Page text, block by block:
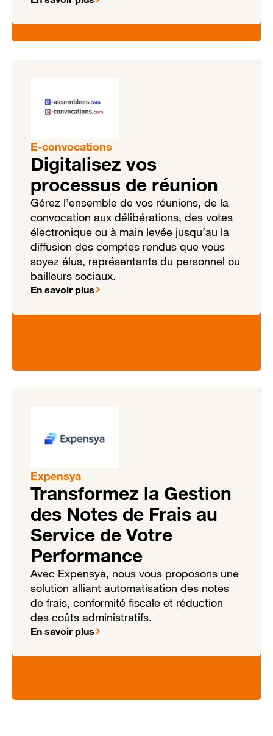
E-convocations
Digitalisez vos
processus de réunion
Gérez l’ensemble de vos réunions, de la
convocation aux délibérations, des votes
électronique ou à main levée jusqu’au la
diffusion des comptes rendus que vous
soyez élus, représentants du personnel ou
bailleurs sociaux.
En savoir plus
Expensya
Transformez la Gestion
des Notes de Frais au
Service de Votre
Performance
Avec Expensya, nous vous proposons une
solution alliant automatisation des notes
de frais, conformité fiscale et réduction
des coûts administratifs.
En savoir plus